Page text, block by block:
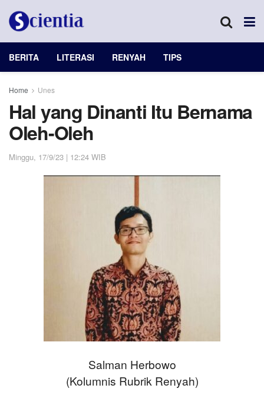
BERITA LITERASI RENYAH TIPS
Home Unes
Hal yang Dinanti Itu Bernama
Oleh-Oleh
Minggu, 17/9/23 | 12:24 WIB
Salman Herbowo
(Kolumnis Rubrik Renyah)